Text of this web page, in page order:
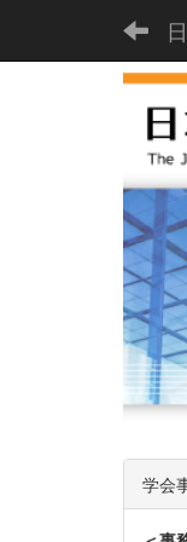
学会